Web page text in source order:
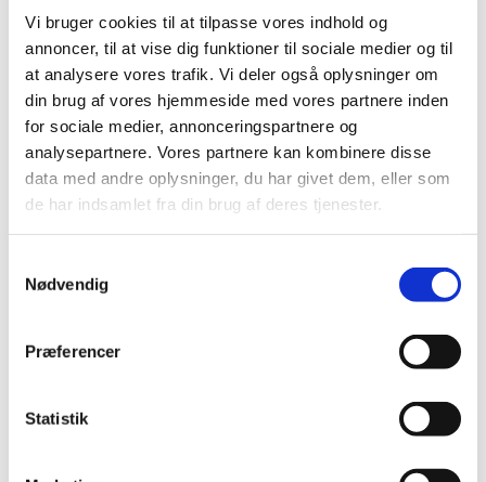
Vi bruger cookies til at tilpasse vores indhold og
annoncer, til at vise dig funktioner til sociale medier og til
at analysere vores trafik. Vi deler også oplysninger om
din brug af vores hjemmeside med vores partnere inden
for sociale medier, annonceringspartnere og
analysepartnere. Vores partnere kan kombinere disse
data med andre oplysninger, du har givet dem, eller som
de har indsamlet fra din brug af deres tjenester.
Nødvendig
Præferencer
Statistik
og drikke.
Vi er med til første del af frimessen 10.30 og går ud i
samlet flok, inden prædikenen starter.
Børnekirken ledes denne søndag af børne- og
ungemedarbejder, Anne-Katrine og en gruppe frivillige